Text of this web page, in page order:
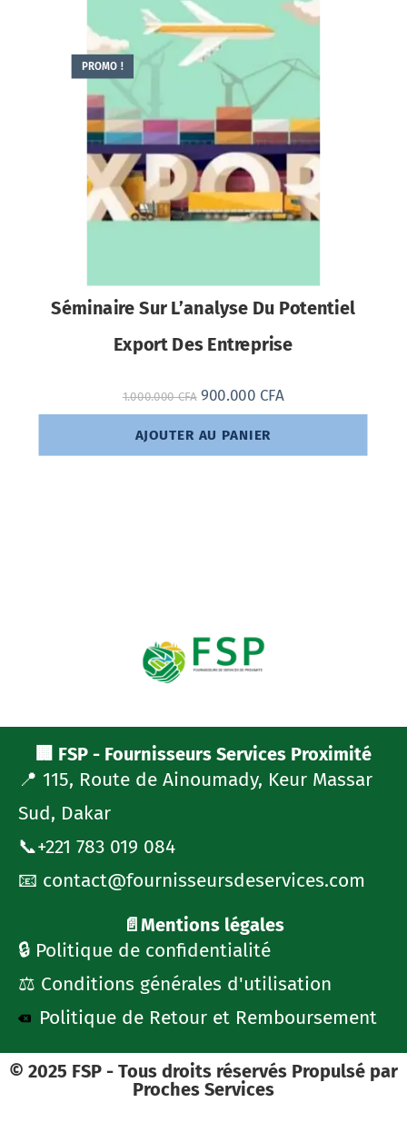
PROMO !
Séminaire Sur L’analyse Du Potentiel
Export Des Entreprise
1.000.000CFA 900.000 CFA
AJOUTER AU PANIER
🏢 FSP - Fournisseurs Services Proximité
📍 115, Route de Ainoumady, Keur Massar
Sud, Dakar
📞+221 783 019 084
📧 contact@fournisseursdeservices.com
📄Mentions légales
🔒 Politique de confidentialité
⚖️ Conditions générales d'utilisation
Politique de Retour et Remboursement
© 2025 FSP - Tous droits réservés Propulsé par
Proches Services